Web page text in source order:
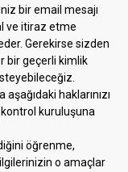
bir email mesajı
ve itiraz etme
Gerekirse sizden
bir geçerli kimlik
haklarınızı
kuruluşuna
öğrenme,
o amaçlar